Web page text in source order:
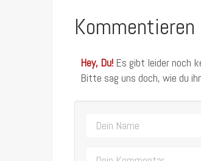
Kommentieren
Hey, Du! Es gibt leider noch
Bitte sag uns doch, wie du